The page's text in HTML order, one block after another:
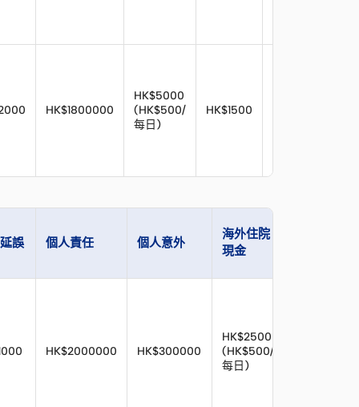
HK$1800000
HK$5000
(HK$500/
每日)
HK$1500
誤 個人責任 個人意外
海外住院
現金
HK$2000000 HK$300000
HK$2500
(HK$500/
每日)